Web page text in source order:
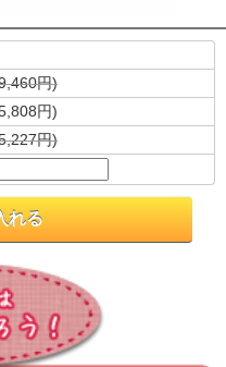
円)
円)
円)